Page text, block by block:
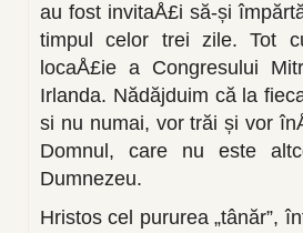
au fost invitaÅ£i să-și
timpul celor trei zile. Tot
locaÅ£ie a Congresului
Irlanda. Nădăjduim că la
si nu numai, vor trăi și vor
Domnul, care nu este
Dumnezeu.
Hristos cel pururea „tânăr”,